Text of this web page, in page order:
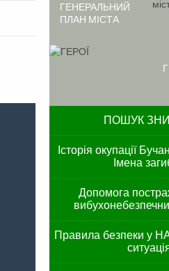
ГЕНЕРАЛЬНИЙ
ПЛАН МІСТА
ПОШУК
Історія окупації
Імена
Допомога
Правила безпеки у